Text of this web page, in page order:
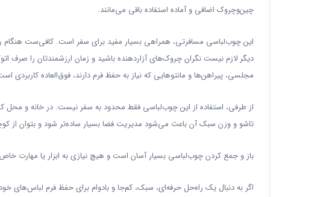
چین‌وچروک اضافی و آماده استفاده باقی می‌مانند.
این چوب‌لباسی مسافرتی، همراهی بسیار مفید برای سفر است. کافی‌ست هنگام
دیگر لازم نیست نگران چروک‌های آزاردهنده باشید و زمان ارزشمندتان را
مجلسی، پیراهن‌ها و مانتوهایی که نیاز به حفظ فرم دارند، فوق‌العاده کاربردی
از طرفی، استفاده از این چوب‌لباسی فقط محدود به سفر نیست. در خانه و
تاشو و وزن سبک آن باعث می‌شود مدیریت فضا بسیار ساده‌تر شود و بتوان از
باز و جمع کردن چوب‌لباسی بسیار آسان است و هیچ نیازی به ابزار یا مهارت
اگر به دنبال یک راه‌حل حرفه‌ای، سبک، کم‌جا و بادوام برای حفظ فرم لباس‌های